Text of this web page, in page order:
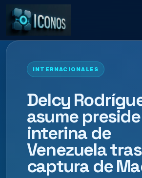
INTERNACIONALES
Delcy
asume
interina de
Venezuela tras
captura de